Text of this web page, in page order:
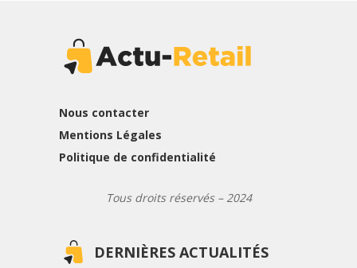
Nous contacter
Mentions Légales
Politique de confidentialité
Tous droits réservés – 2024
DERNIÈRES ACTUALITÉS